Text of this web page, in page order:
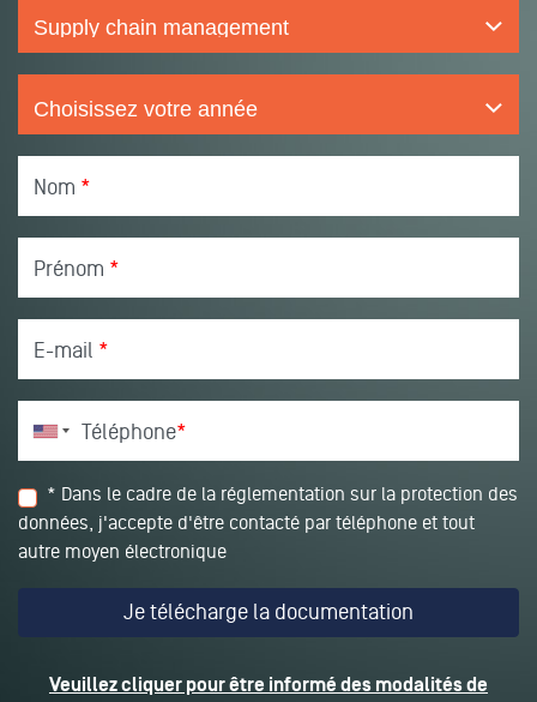
Nom *
Prénom *
E-mail *
Téléphone*
* Dans le cadre de la réglementation sur la protection des
données, j'accepte d'être contacté par téléphone et tout
autre moyen électronique
Veuillez cliquer pour être informé des modalités de